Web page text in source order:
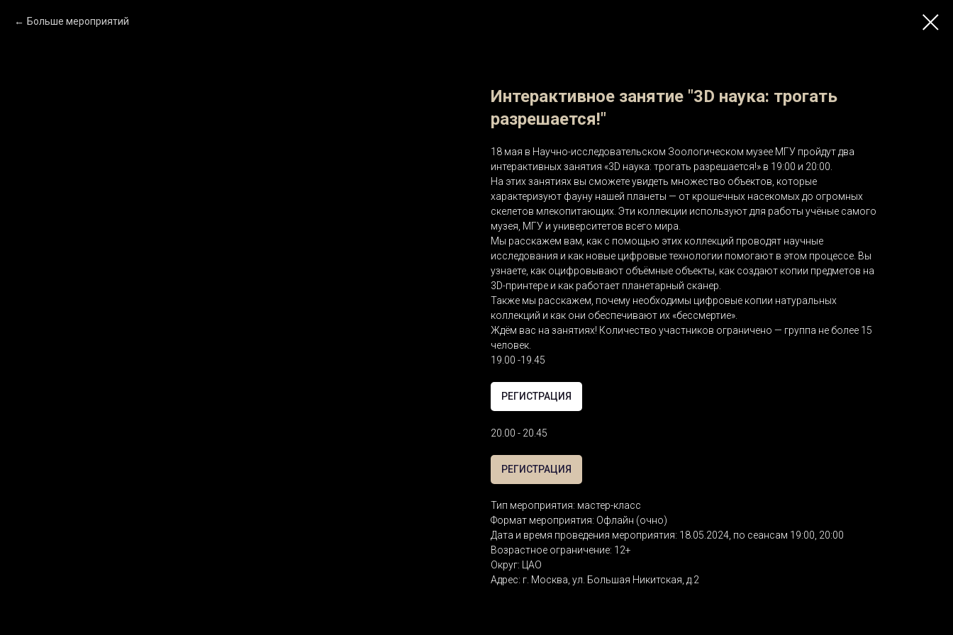
Больше мероприятий
Интерактивное занятие "3D наука: трогать
разрешается!"
18 мая в Научно-исследовательском Зоологическом музее МГУ пройдут два
интерактивных занятия «3D наука: трогать разрешается!» в 19:00 и 20:00.
На этих занятиях вы сможете увидеть множество объектов, которые
характеризуют фауну нашей планеты — от крошечных насекомых до огромных
скелетов млекопитающих. Эти коллекции используют для работы учёные самого
музея, МГУ и университетов всего мира.
Мы расскажем вам, как с помощью этих коллекций проводят научные
исследования и как новые цифровые технологии помогают в этом процессе. Вы
узнаете, как оцифровывают объёмные объекты, как создают копии предметов на
3D-принтере и как работает планетарный сканер.
Также мы расскажем, почему необходимы цифровые копии натуральных
коллекций и как они обеспечивают их «бессмертие».
Ждём вас на занятиях! Количество участников ограничено — группа не более 15
человек.
19.00 -19.45
РЕГИСТРАЦИЯ
20.00 - 20.45
РЕГИСТРАЦИЯ
Тип мероприятия: мастер-класс
Формат мероприятия: Офлайн (очно)
Дата и время проведения мероприятия: 18.05.2024, по сеансам 19:00, 20:00
Возрастное ограничение: 12+
Округ: ЦАО
Адрес: г. Москва, ул. Большая Никитская, д.2